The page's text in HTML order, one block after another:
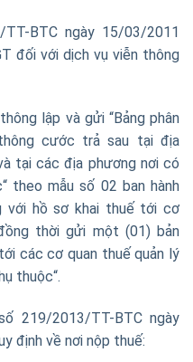
BTC ngày 15/03/2011
đối với dịch vụ viễn thông
lập và gửi “Bảng phân
cước trả sau tại địa
tại các địa phương nơi có
theo mẫu số 02 ban hành
với hồ sơ khai thuế tới cơ
thời gửi một (01) bản
các cơ quan thuế quản lý
thuộc“.
219/2013/TT-BTC ngày
định về nơi nộp thuế: